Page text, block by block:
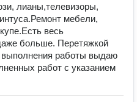
лианы,телевизоры,
мебели,
весь
больше. Перетяжкой
работы выдаю
работ с указанием